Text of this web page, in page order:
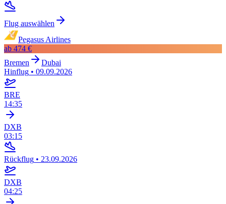
Flug auswählen
Pegasus Airlines
ab 474 €
Bremen
Dubai
Hinflug • 09.09.2026
BRE
14:35
DXB
03:15
Rückflug • 23.09.2026
DXB
04:25